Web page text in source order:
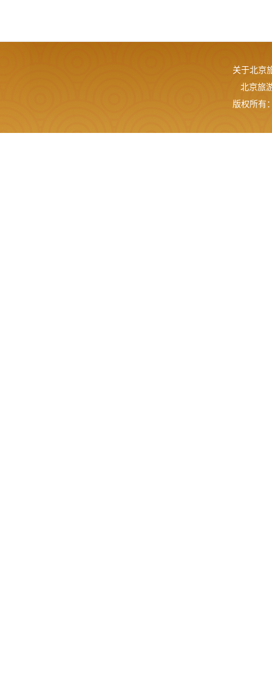
关于北京
北京旅
版权所有